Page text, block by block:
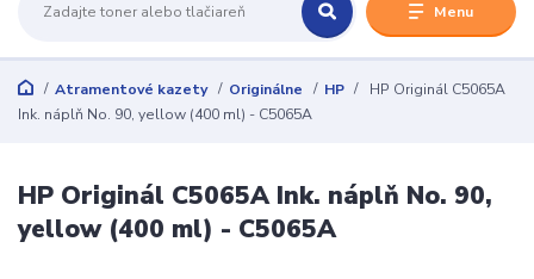
Menu
Atramentové kazety Originálne HP
HP Originál C5065A
Ink. náplň No. 90, yellow (400 ml) - C5065A
HP Originál C5065A Ink. náplň No. 90,
yellow (400 ml) - C5065A